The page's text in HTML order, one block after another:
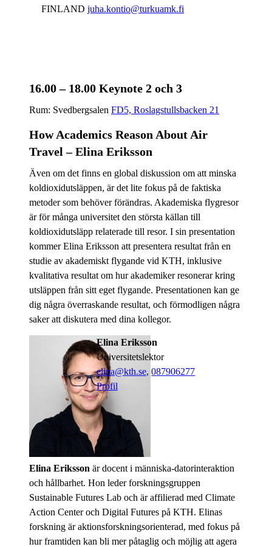
FINLAND juha.kontio@turkuamk.fi
16.00 – 18.00 Keynote 2 och 3
Rum: Svedbergsalen FD5, Roslagstullsbacken 21
How Academics Reason About Air
Travel – Elina Eriksson
Även om det finns en global diskussion om att minska
koldioxidutsläppen, är det lite fokus på de faktiska
metoder som behöver förändras. Akademiska flygresor
är för många universitet den största källan till
koldioxidutsläpp relaterade till resor. I sin presentation
kommer Elina Eriksson att presentera resultat från en
studie av akademiskt flygande vid KTH, inklusive
kvalitativa resultat om hur akademiker resonerar kring
utsläppen från sitt eget flygande. Presentationen kan ge
dig några överraskande resultat, och förmodligen några
saker att diskutera med dina kollegor.
Elina Eriksson
universitetslektor
elina@kth.se,087906277
Profil
Elina Eriksson är docent i människa-datorinteraktion
och hållbarhet. Hon leder forskningsgruppen
Sustainable Futures Lab och är affilierad med Climate
Action Center och Digital Futures på KTH. Elinas
forskning är aktionsforskningsorienterad, med fokus på
hur framtiden kan bli mer påtaglig och möjlig att agera